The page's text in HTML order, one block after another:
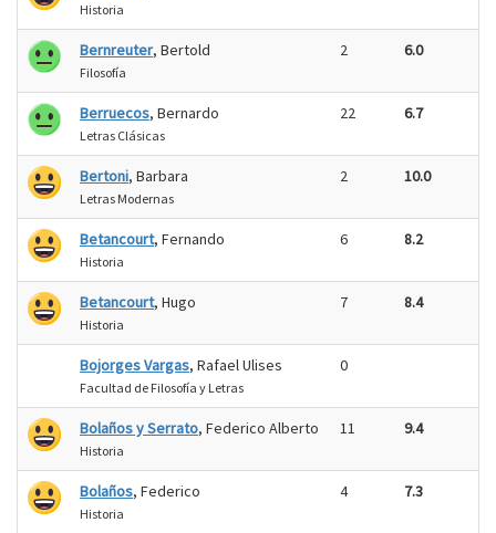
Historia
Bernreuter, Bertold
Filosofía
2 6.0
Berruecos, Bernardo
Letras Clásicas
22 6.7
Bertoni, Barbara
Letras Modernas
2 10.0
Betancourt, Fernando
Historia
6 8.2
Betancourt, Hugo
Historia
7 8.4
Bojorges Vargas, Rafael Ulises
Facultad de Filosofía y Letras
0
Bolaños y Serrato, Federico Alberto
Historia
11 9.4
Bolaños, Federico
Historia
4 7.3